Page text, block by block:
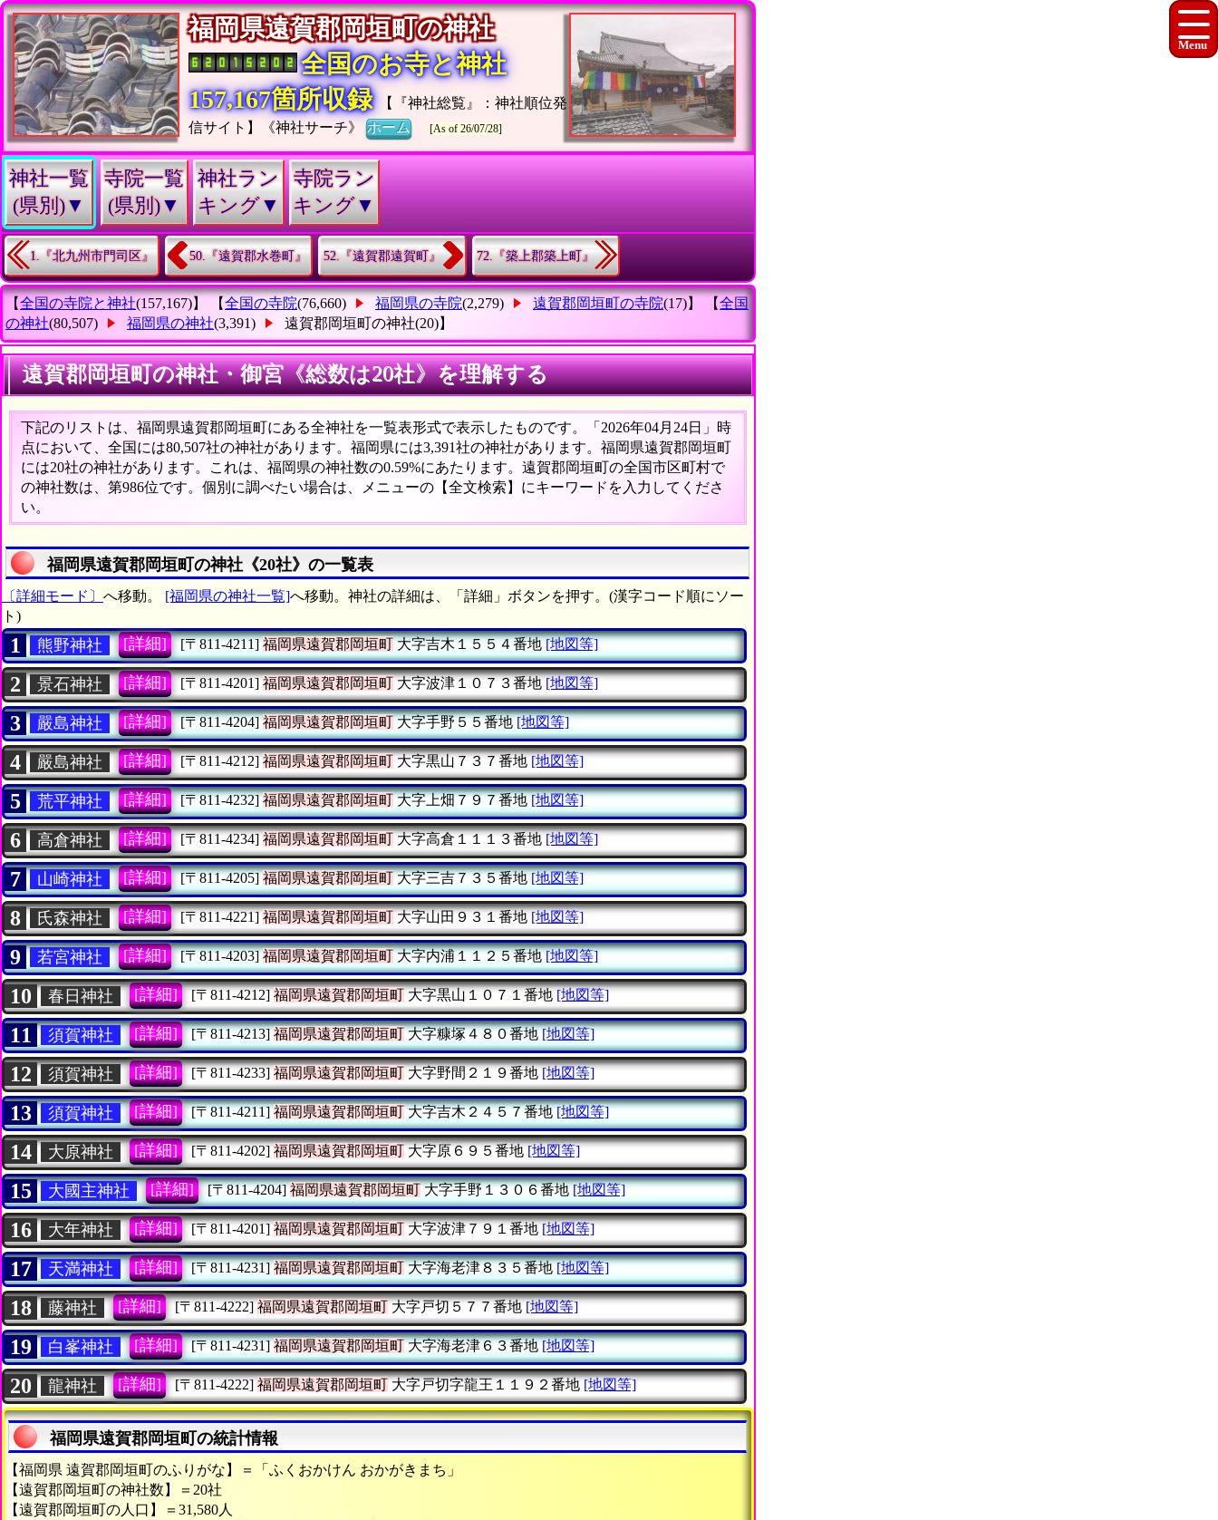
福岡県遠賀郡岡垣町の神社
全国のお寺と神社
157,167箇所収録
【『神社総覧』：神社順位発
信サイト】《神社サーチ》ホーム [As of 26/07/28]
神社一覧
(県別)▼
寺院一覧
(県別)▼
神社ラン
キング▼
寺院ラン
キング▼
1.『北九州市門司区』 50.『遠賀郡水巻町』 52.『遠賀郡遠賀町』 72.『築上郡築上町』
【全国の寺院と神社(157,167)】 【全国の寺院(76,660) 福岡県の寺院(2,279) 遠賀郡岡垣町の寺院(17)】 【全国
の神社(80,507) 福岡県の神社(3,391) 遠賀郡岡垣町の神社(20)】
遠賀郡岡垣町の神社・御宮《総数は20社》を理解する
下記のリストは、福岡県遠賀郡岡垣町にある全神社を一覧表形式で表示したものです。「2026年04月24日」時
点において、全国には80,507社の神社があります。福岡県には3,391社の神社があります。福岡県遠賀郡岡垣町
には20社の神社があります。これは、福岡県の神社数の0.59%にあたります。遠賀郡岡垣町の全国市区町村で
の神社数は、第986位です。個別に調べたい場合は、メニューの【全文検索】にキーワードを入力してくださ
い。
福岡県遠賀郡岡垣町の神社《20社》の一覧表
〔詳細モード〕 へ移動。 [福岡県の神社一覧]へ移動。神社の詳細は、「詳細」ボタンを押す。(漢字コード順にソー
ト)
1 熊野神社 [詳細] [〒811-4211] 福岡県遠賀郡岡垣町大字吉木１５５４番地 [地図等]
2 景石神社 [詳細] [〒811-4201] 福岡県遠賀郡岡垣町大字波津１０７３番地 [地図等]
3 嚴島神社 [詳細] [〒811-4204] 福岡県遠賀郡岡垣町大字手野５５番地 [地図等]
4 嚴島神社 [詳細] [〒811-4212] 福岡県遠賀郡岡垣町大字黒山７３７番地 [地図等]
5 荒平神社 [詳細] [〒811-4232] 福岡県遠賀郡岡垣町大字上畑７９７番地 [地図等]
6 高倉神社 [詳細] [〒811-4234] 福岡県遠賀郡岡垣町大字高倉１１１３番地 [地図等]
7 山崎神社 [詳細] [〒811-4205] 福岡県遠賀郡岡垣町大字三吉７３５番地 [地図等]
8 氏森神社 [詳細] [〒811-4221] 福岡県遠賀郡岡垣町大字山田９３１番地 [地図等]
9 若宮神社 [詳細] [〒811-4203] 福岡県遠賀郡岡垣町大字内浦１１２５番地 [地図等]
10 春日神社 [詳細] [〒811-4212] 福岡県遠賀郡岡垣町大字黒山１０７１番地 [地図等]
11 須賀神社 [詳細] [〒811-4213] 福岡県遠賀郡岡垣町大字糠塚４８０番地 [地図等]
12 須賀神社 [詳細] [〒811-4233] 福岡県遠賀郡岡垣町大字野間２１９番地 [地図等]
13 須賀神社 [詳細] [〒811-4211] 福岡県遠賀郡岡垣町大字吉木２４５７番地 [地図等]
14 大原神社 [詳細] [〒811-4202] 福岡県遠賀郡岡垣町大字原６９５番地 [地図等]
15 大國主神社 [詳細] [〒811-4204] 福岡県遠賀郡岡垣町大字手野１３０６番地 [地図等]
16 大年神社 [詳細] [〒811-4201] 福岡県遠賀郡岡垣町大字波津７９１番地 [地図等]
17 天満神社 [詳細] [〒811-4231] 福岡県遠賀郡岡垣町大字海老津８３５番地 [地図等]
18 藤神社 [詳細] [〒811-4222] 福岡県遠賀郡岡垣町大字戸切５７７番地 [地図等]
19 白峯神社 [詳細] [〒811-4231] 福岡県遠賀郡岡垣町大字海老津６３番地 [地図等]
20 龍神社 [詳細] [〒811-4222] 福岡県遠賀郡岡垣町大字戸切字龍王１１９２番地 [地図等]
福岡県遠賀郡岡垣町の統計情報
【福岡県 遠賀郡岡垣町のふりがな】＝「ふくおかけん おかがきまち」
【遠賀郡岡垣町の神社数】＝20社
【遠賀郡岡垣町の人口】＝31,580人